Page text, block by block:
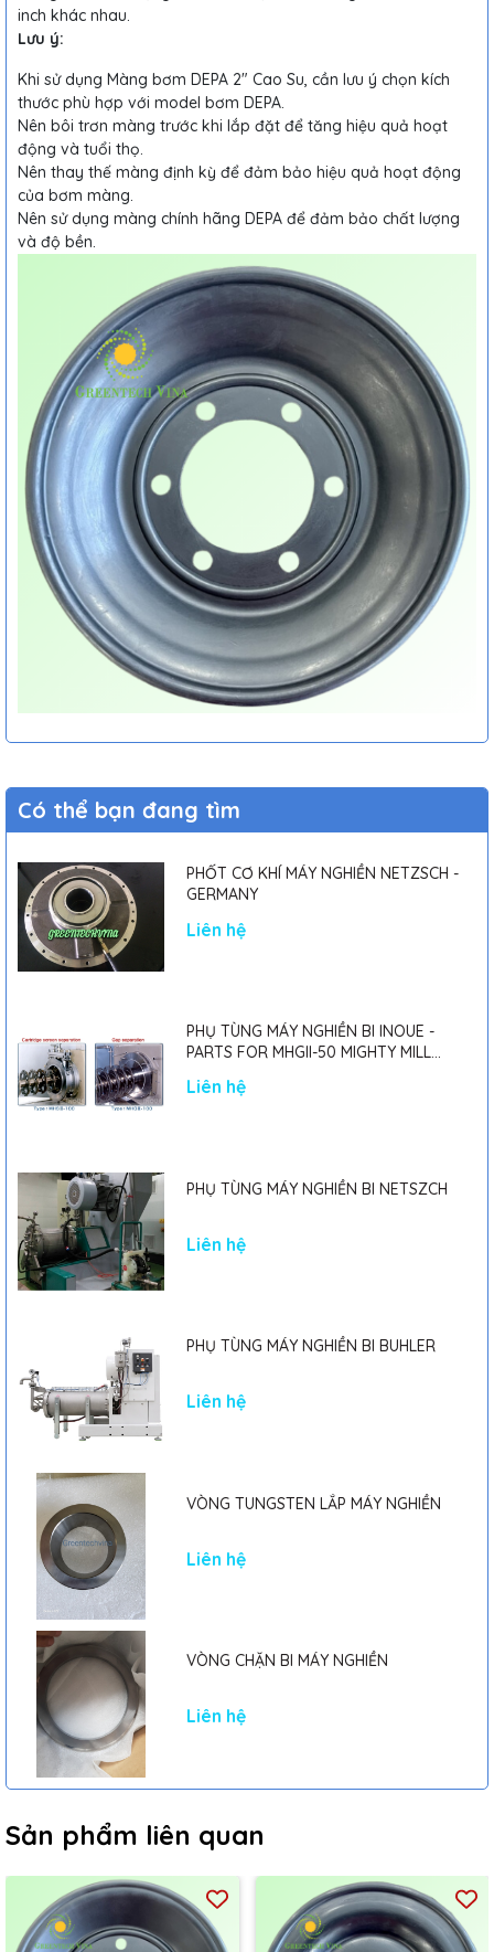
inch khác nhau.
Lưu ý:
Khi sử dụng Màng bơm DEPA 2" Cao Su, cần lưu ý chọn kích
thước phù hợp với model bơm DEPA.
Nên bôi trơn màng trước khi lắp đặt để tăng hiệu quả hoạt
động và tuổi thọ.
Nên thay thế màng định kỳ để đảm bảo hiệu quả hoạt động
của bơm màng.
Nên sử dụng màng chính hãng DEPA để đảm bảo chất lượng
và độ bền.
Có thể bạn đang tìm
PHỐT CƠ KHÍ MÁY NGHIỀN NETZSCH -
GERMANY
Liên hệ
PHỤ TÙNG MÁY NGHIỀN BI INOUE -
PARTS FOR MHGII-50 MIGHTY MILL
Liên hệ
PHỤ TÙNG MÁY NGHIỀN BI NETSZCH
Liên hệ
PHỤ TÙNG MÁY NGHIỀN BI BUHLER
Liên hệ
VÒNG TUNGSTEN LẮP MÁY NGHIỀN
Liên hệ
VÒNG CHẶN BI MÁY NGHIỀN
Liên hệ
Sản phẩm liên quan